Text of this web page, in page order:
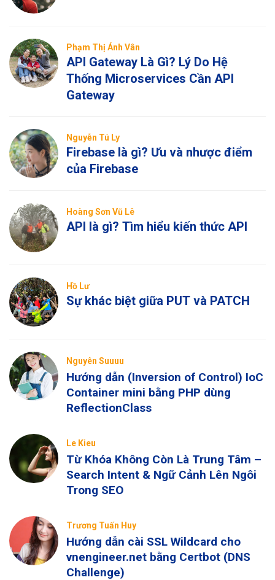
Phạm Thị Ánh Vân
API Gateway Là Gì? Lý Do Hệ
Thống Microservices Cần API
Gateway
Nguyễn Tú Ly
Firebase là gì? Ưu và nhược điểm
của Firebase
Hoàng Sơn Vũ Lê
API là gì? Tìm hiểu kiến thức API
Hồ Lư
Sự khác biệt giữa PUT và PATCH
Nguyên Suuuu
Hướng dẫn (Inversion of Control) IoC
Container mini bằng PHP dùng
ReflectionClass
Le Kieu
Từ Khóa Không Còn Là Trung Tâm –
Search Intent & Ngữ Cảnh Lên Ngôi
Trong SEO
Trương Tuấn Huy
Hướng dẫn cài SSL Wildcard cho
vnengineer.net bằng Certbot (DNS
Challenge)